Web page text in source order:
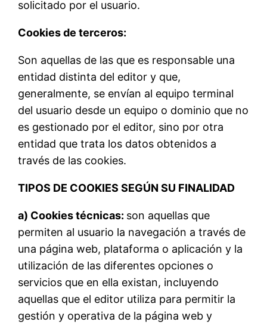
solicitado por el usuario.
Cookies de terceros:
Son aquellas de las que es responsable una
entidad distinta del editor y que,
generalmente, se envían al equipo terminal
del usuario desde un equipo o dominio que no
es gestionado por el editor, sino por otra
entidad que trata los datos obtenidos a
través de las cookies.
TIPOS DE COOKIES SEGÚN SU FINALIDAD
a) Cookies técnicas: son aquellas que
permiten al usuario la navegación a través de
una página web, plataforma o aplicación y la
utilización de las diferentes opciones o
servicios que en ella existan, incluyendo
aquellas que el editor utiliza para permitir la
gestión y operativa de la página web y